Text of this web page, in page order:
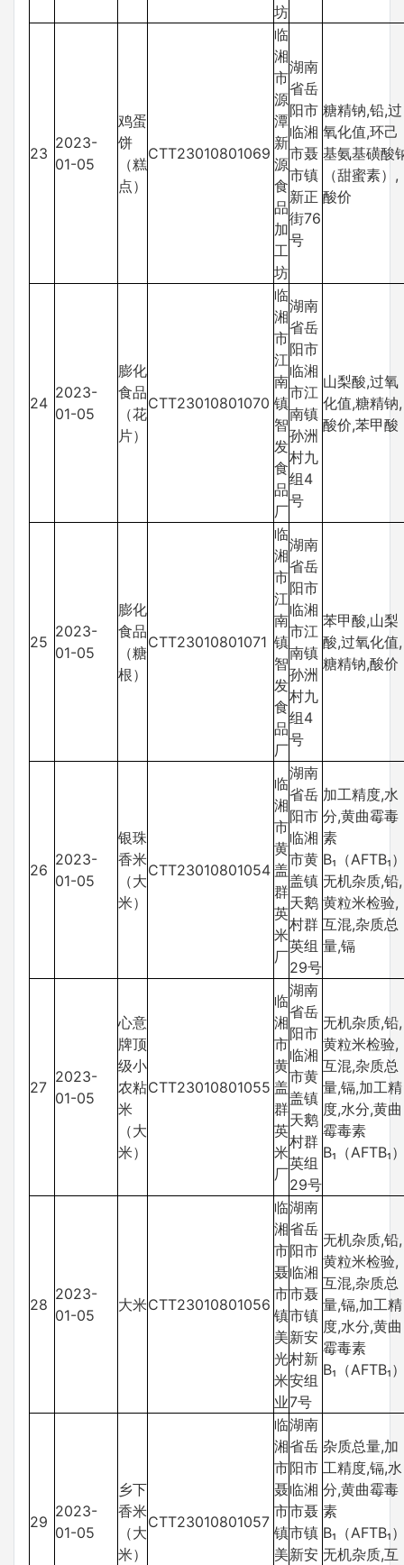
坊
23
2023-
01-05
鸡蛋
饼
（糕
点）
CTT23010801069
临
湘
市
源
潭
新
源
食
品
加
工
坊
湖南
省岳
阳市
临湘
市聂
市镇
新正
街76
号
糖精钠,铅,过
氧化值,环己
基氨基磺酸
（甜蜜素）,
酸价
24
2023-
01-05
膨化
食品
（花
片）
CTT23010801070
临
湘
市
江
南
镇
智
发
食
品
厂
湖南
省岳
阳市
临湘
市江
南镇
孙洲
村九
组4
号
山梨酸,过氧
化值,糖精钠,
酸价,苯甲酸
25
2023-
01-05
膨化
食品
（糖
根）
CTT23010801071
临
湘
市
江
南
镇
智
发
食
品
厂
湖南
省岳
阳市
临湘
市江
南镇
孙洲
村九
组4
号
苯甲酸,山梨
酸,过氧化值,
糖精钠,酸价
26
2023-
01-05
银珠
香米
（大
米）
CTT23010801054
临
湘
市
黄
盖
群
英
米
厂
湖南
省岳
阳市
临湘
市黄
盖镇
天鹅
村群
英组
29号
加工精度,水
分,黄曲霉毒
素
B₁（AFTB₁
无机杂质,铅,
黄粒米检验,
互混,杂质总
量,镉
27
2023-
01-05
心意
牌顶
级小
农粘
米
（大
米）
CTT23010801055
临
湘
市
黄
盖
群
英
米
厂
湖南
省岳
阳市
临湘
市黄
盖镇
天鹅
村群
英组
29号
无机杂质,铅,
黄粒米检验,
互混,杂质总
量,镉,加工精
度,水分,黄曲
霉毒素
B₁（AFTB₁
28
2023-
01-05
大米CTT23010801056
临
湘
市
聂
市
镇
美
光
米
业
湖南
省岳
阳市
临湘
市聂
市镇
新安
村新
安组
7号
无机杂质,铅,
黄粒米检验,
互混,杂质总
量,镉,加工精
度,水分,黄曲
霉毒素
B₁（AFTB₁
29
2023-
01-05
乡下
香米
（大
米）
CTT23010801057
临
湘
市
聂
市
镇
美
湖南
省岳
阳市
临湘
市聂
市镇
新安
杂质总量,加
工精度,镉,水
分,黄曲霉毒
素
B₁（AFTB₁
无机杂质,互